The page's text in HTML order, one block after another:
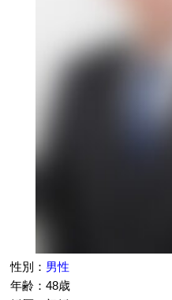
性別： 男性
年齢：48歳